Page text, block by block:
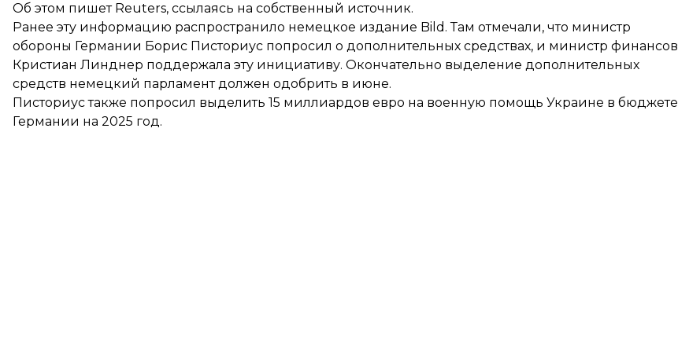
Об этом пишетReuters, ссылаясь на собственный источник.
Ранее эту информацию распространило немецкое издание Bild. Там отмечали, что министр
обороны Германии Борис Писториус попросил о дополнительных средствах, и министр финансов
Кристиан Линднер поддержала эту инициативу. Окончательно выделение дополнительных
средств немецкий парламент должен одобрить в июне.
Писториус также попросил выделить 15 миллиардов евро на военную помощь Украине в бюджете
Германии на 2025 год.